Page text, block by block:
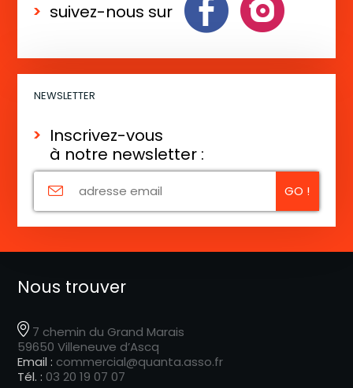
suivez-nous sur
NEWSLETTER
Inscrivez-vous
à notre newsletter :
Nous trouver
7 chemin du Grand Marais
59650 Villeneuve d’Ascq
Email : commercial@quanta.asso.fr
Tél. : 03 20 19 07 07